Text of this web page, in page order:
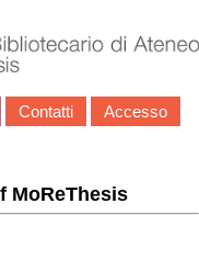
Contatti Accesso
MoReThesis